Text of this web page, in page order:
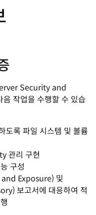
Security and
작업을 수행할 수 있습
도록 파일 시스템 및 볼륨
관리 구현
구성
Exposure) 및
보고서에 대응하여 적